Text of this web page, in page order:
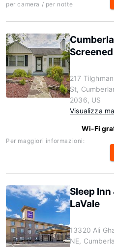
per camera / per notte
217 Tilghman
St,
2036, US
Visualizza
Wi-Fi
Per maggiori informazioni:
Sleep
LaVale
13320 Ali
NE,